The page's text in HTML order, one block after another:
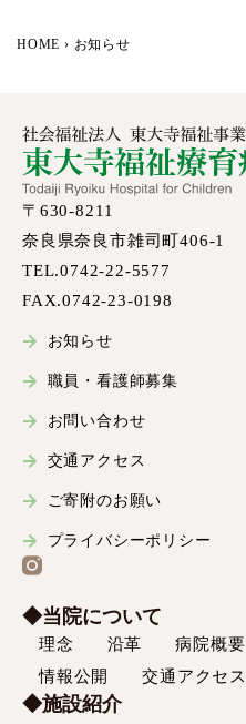
HOME › お知らせ
〒630-8211
奈良県奈良市雑司町406-1
TEL.0742-22-5577
FAX.0742-23-0198
お知らせ
職員・看護師募集
お問い合わせ
交通アクセス
ご寄附のお願い
プライバシーポリシー
◆当院について
理念 沿革 病院概要
情報公開
交通アクセス
◆施設紹介